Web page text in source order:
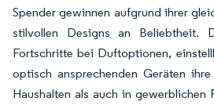
Spender gewinnen aufgrund ihrer
stilvollen Designs an Beliebtheit.
Fortschritte bei Duftoptionen,
optisch ansprechenden Geräten
Haushalten als auch in gewerblichen